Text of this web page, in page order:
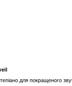
для покращеного